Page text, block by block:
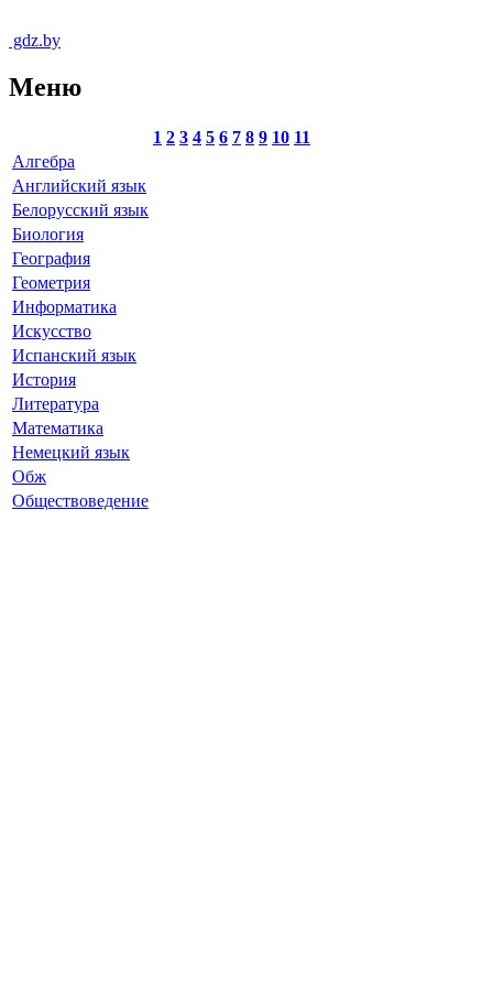
gdz.by
Меню
1 2 3 4 5 6 7 8 9 10 11
Алгебра
Английский язык
Белорусский язык
Биология
География
Геометрия
Информатика
Искусство
Испанский язык
История
Литература
Математика
Немецкий язык
Обж
Обществоведение